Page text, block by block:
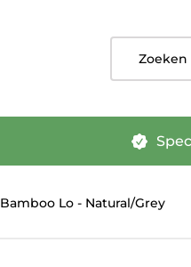
Bamboo Lo - Natural/Grey